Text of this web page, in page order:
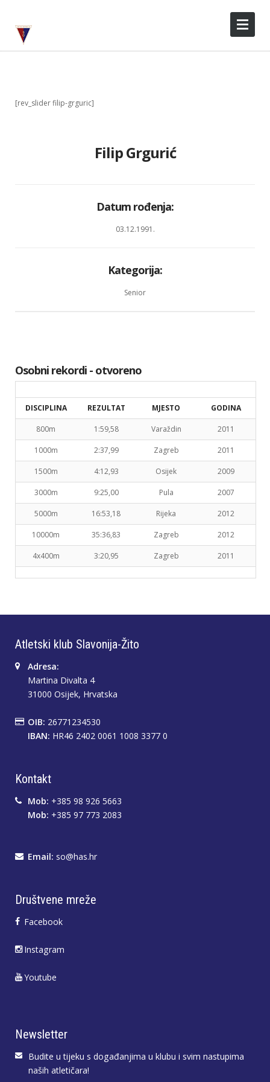
[rev_slider filip-grguric]
Filip Grgurić
Datum rođenja:
03.12.1991.
Kategorija:
Senior
Osobni rekordi - otvoreno
DISCIPLINA REZULTAT MJESTO GODINA
800m 1:59,58 Varaždin 2011
1000m 2:37,99 Zagreb 2011
1500m 4:12,93 Osijek 2009
3000m 9:25,00 Pula 2007
5000m 16:53,18 Rijeka 2012
10000m 35:36,83 Zagreb 2012
4x400m 3:20,95 Zagreb 2011
Atletski klub Slavonija-Žito
Adresa:
Martina Divalta 4
31000 Osijek, Hrvatska
OIB: 26771234530
IBAN: HR46 2402 0061 1008 3377 0
Kontakt
Mob: +385 98 926 5663
Mob: +385 97 773 2083
Email: so@has.hr
Društvene mreže
Facebook
Instagram
Youtube
Newsletter
Budite u tijeku s događanjima u klubu i svim nastupima
naših atletičara!